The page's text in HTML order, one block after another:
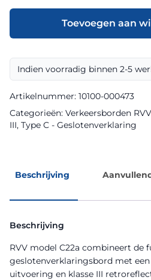
C22a
III
aantal
Toevoegen aan
Indien voorradig binnen 2-5
Artikelnummer: 10100-000473
Categorieën: Verkeersborden RVV
III, Type C - Geslotenverklaring
Beschrijving
Beschrijving
RVV model C22a combineert de
geslotenverklaringsbord met
uitvoering en klasse III